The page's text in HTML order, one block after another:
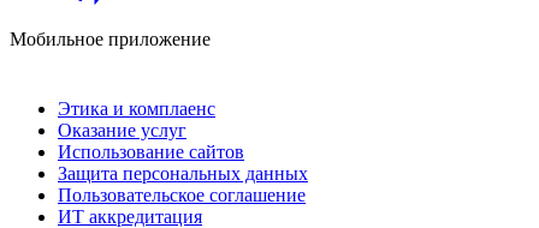
Мобильное приложение
Этика и комплаенс
Оказание услуг
Использование сайтов
Защита персональных данных
Пользовательское соглашение
ИТ аккредитация